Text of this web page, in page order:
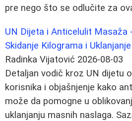
pre nego što se odlučite za
UN Dijeta i Anticelulit Masaža
Skidanje Kilograma i
Radinka Vijatović 2026-08-03
Detaljan vodič kroz UN dijetu
korisnika i objašnjenje kako
može da pomogne u
uklanjanju masnih naslaga.